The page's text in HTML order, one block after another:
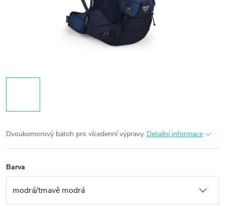
Dvoukomorový batoh pro vícedenní výpravy. Detailní informace
Barva